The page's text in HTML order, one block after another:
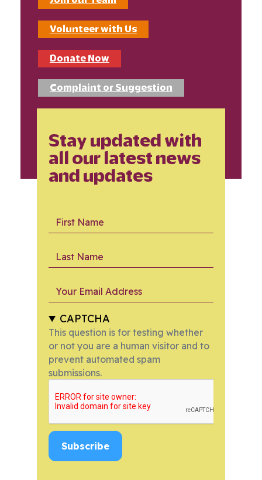
Volunteer with Us
Donate Now
Complaint or Suggestion
Stay updated with
all our latest news
and updates
CAPTCHA
This question is for testing whether
or not you are a human visitor and to
prevent automated spam
submissions.
Subscribe